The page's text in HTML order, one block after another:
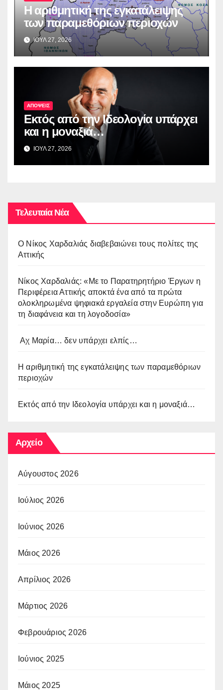
Η αριθμητική της εγκατάλειψης
των παραμεθόριων περιοχών
ΙΟΥΛ 27, 2026
ΑΠΟΨΕΙΣ
Εκτός από την Ιδεολογία υπάρχει
και η μοναξιά…
ΙΟΥΛ 27, 2026
Τελευταία Νέα
O Νίκος Χαρδαλιάς διαβεβαιώνει τους πολίτες της
Αττικής
Νίκος Χαρδαλιάς: «Με το Παρατηρητήριο Έργων η
Περιφέρεια Αττικής αποκτά ένα από τα πρώτα
ολοκληρωμένα ψηφιακά εργαλεία στην Ευρώπη για
τη διαφάνεια και τη λογοδοσία»
Αχ Μαρία… δεν υπάρχει ελπίς…
Η αριθμητική της εγκατάλειψης των παραμεθόριων
περιοχών
Εκτός από την Ιδεολογία υπάρχει και η μοναξιά…
Αρχείο
Αύγουστος 2026
Ιούλιος 2026
Ιούνιος 2026
Μάιος 2026
Απρίλιος 2026
Μάρτιος 2026
Φεβρουάριος 2026
Ιούνιος 2025
Μάιος 2025